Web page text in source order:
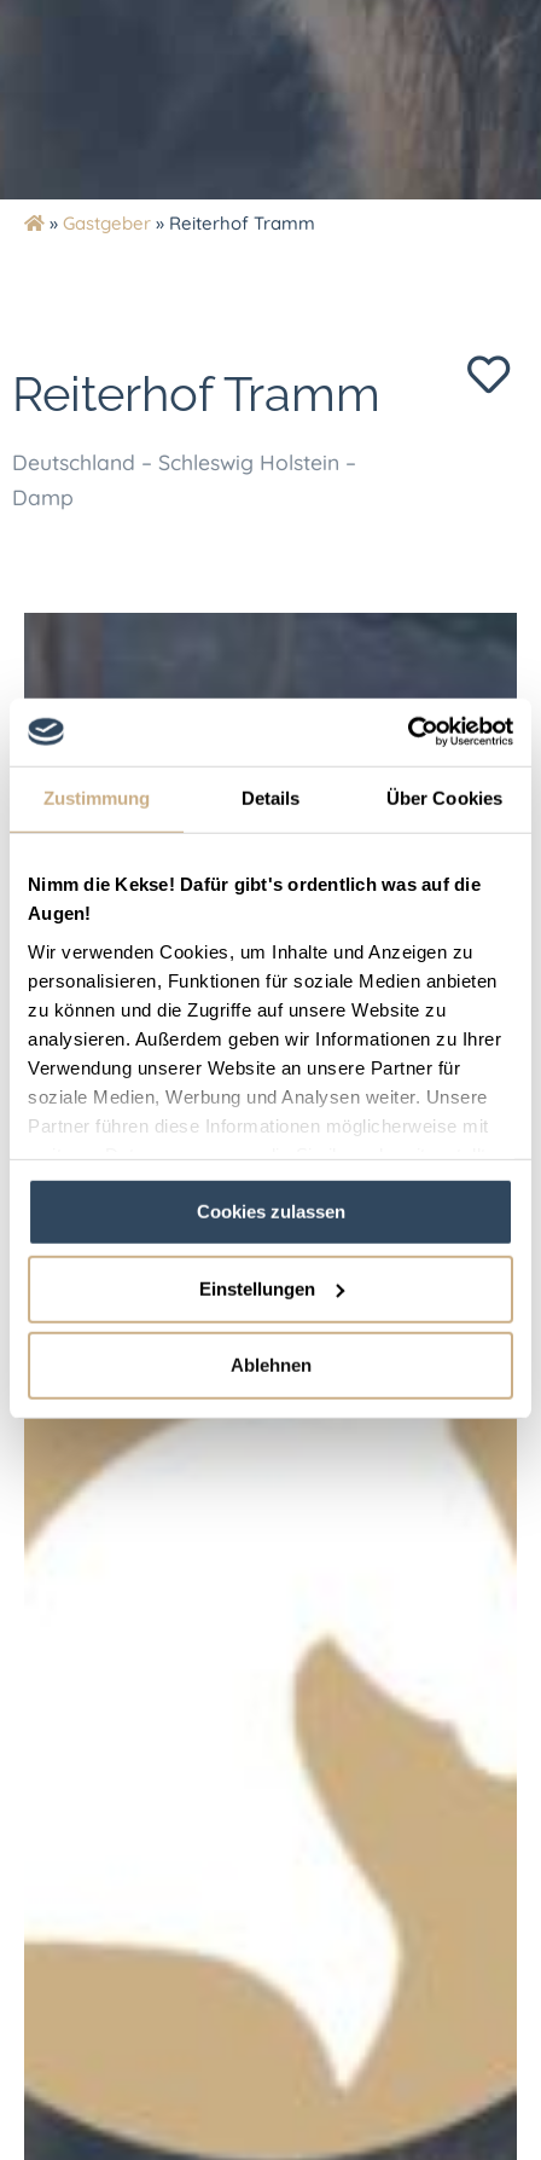
Zustimmung Details Über Cookies
Nimm die Kekse! Dafür gibt's ordentlich was auf die
Augen!
Wir verwenden Cookies, um Inhalte und Anzeigen zu
personalisieren, Funktionen für soziale Medien anbieten
zu können und die Zugriffe auf unsere Website zu
analysieren. Außerdem geben wir Informationen zu Ihrer
Verwendung unserer Website an unsere Partner für
soziale Medien, Werbung und Analysen weiter. Unsere
Partner führen diese Informationen möglicherweise mit
haben oder die sie im Rahmen Ihrer Nutzung der Dienste
Cookies zulassen
Einstellungen
Ablehnen
» Gastgeber » Reiterhof Tramm
Reiterhof Tramm
Deutschland – Schleswig Holstein –
Damp